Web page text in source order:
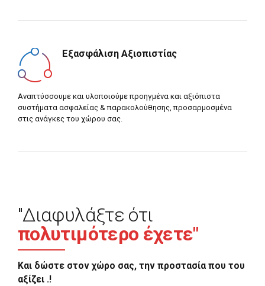
Εξασφάλιση Αξιοπιστίας
Αναπτύσσουμε και υλοποιούμε προηγμένα και αξιόπιστα
συστήματα ασφαλείας & παρακολούθησης, προσαρμοσμένα
στις ανάγκες του χώρου σας.
"Διαφυλάξτε ότι
πολυτιμότερο έχετε"
Και δώστε στον χώρο σας, την προστασία που του
αξίζει .!